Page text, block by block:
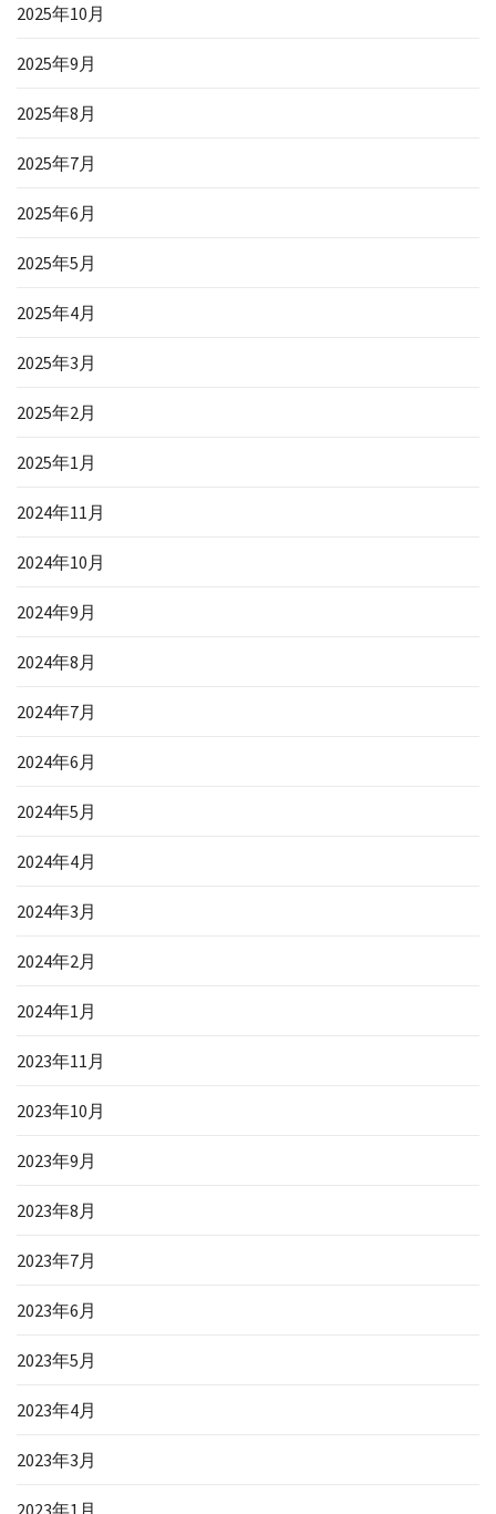
2025年10月
2025年9月
2025年8月
2025年7月
2025年6月
2025年5月
2025年4月
2025年3月
2025年2月
2025年1月
2024年11月
2024年10月
2024年9月
2024年8月
2024年7月
2024年6月
2024年5月
2024年4月
2024年3月
2024年2月
2024年1月
2023年11月
2023年10月
2023年9月
2023年8月
2023年7月
2023年6月
2023年5月
2023年4月
2023年3月
2023年1月